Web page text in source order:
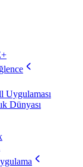
Uygulaması
Dünyası